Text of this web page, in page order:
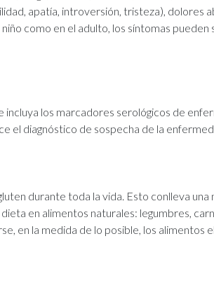
apatía, introversión, tristeza), dolores
como en el adulto, los síntomas pueden
incluya los marcadores serológicos de
el diagnóstico de sospecha de la
durante toda la vida. Esto conlleva una
en alimentos naturales: legumbres,
en la medida de lo posible, los alimentos